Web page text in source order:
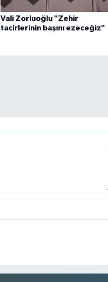
Vali Zorluoğlu "Zehir
tacirlerinin başını ezeceğiz"